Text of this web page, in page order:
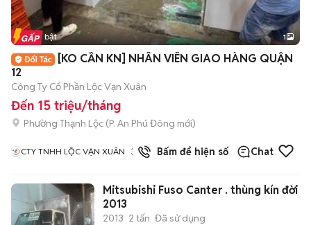
Tin nổi bật 1
[KO CẦN KN] NHÂN VIÊN GIAO HÀNG QUẬN
12
Công Ty Cổ Phần Lộc Vạn Xuân
Đến 15 triệu/tháng
Phường Thạnh Lộc (P. An Phú Đông mới)
CTY TNHH LỘC VẠN XUÂN 3 đã bánBấm để hiện số Chat
Mitsubishi Fuso Canter . thùng kín đời
2013
2013 2 tấn Đã sử dụng